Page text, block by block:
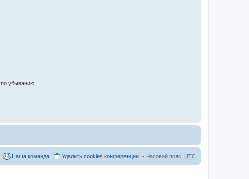
по убыванию
Часовой пояс: UTC
Удалить cookies конференции
Наша команда